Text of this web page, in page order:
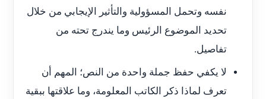
نفسه وتحمل المسؤولية والتأثير الإيجابي من خلال
تحديد الموضوع الرئيس وما يندرج تحته من
تفاصيل.
لا يكفي حفظ جملة واحدة من النص؛ المهم أن
تعرف لماذا ذكر الكاتب المعلومة، وما علاقتها ببقية